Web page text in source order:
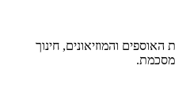
האוספים והמוזיאונים, חינוך
מסכמת.